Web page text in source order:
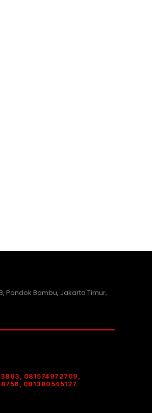
Pondok Bambu, Jakarta Timur,
081574972709,
081380545127.